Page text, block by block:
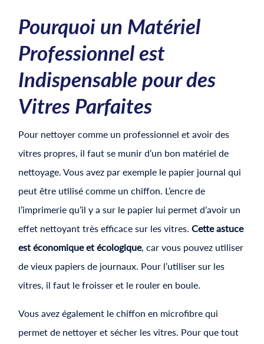
Pourquoi un Matériel
Professionnel est
Indispensable pour des
Vitres Parfaites
Pour nettoyer comme un professionnel et avoir des
vitres propres, il faut se munir d’un bon matériel de
nettoyage. Vous avez par exemple le papier journal qui
peut être utilisé comme un chiffon. L’encre de
l’imprimerie qu’il y a sur le papier lui permet d’avoir un
effet nettoyant très efficace sur les vitres.Cette astuce
est économique et écologique, car vous pouvez utiliser
de vieux papiers de journaux. Pour l’utiliser sur les
vitres, il faut le froisser et le rouler en boule.
Vous avez également le chiffon en microfibre qui
permet de nettoyer et sécher les vitres. Pour que tout